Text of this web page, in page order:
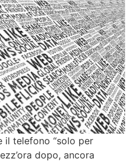
il telefono “solo per
dopo, ancora